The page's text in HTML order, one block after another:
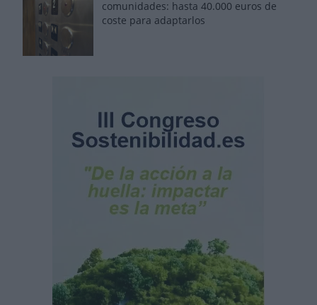
comunidades: hasta 40.000 euros de
coste para adaptarlos